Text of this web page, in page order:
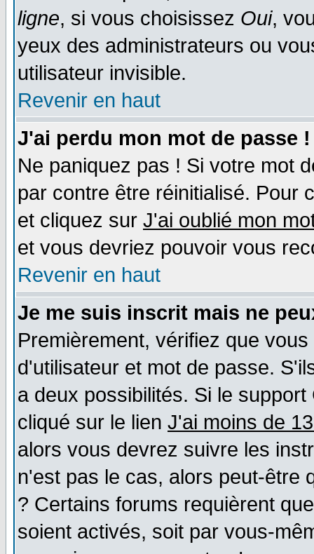
ligne, si vous choisissez Oui,
yeux des administrateurs ou
utilisateur invisible.
Revenir en haut
J'ai perdu mon mot de passe !
Ne paniquez pas ! Si votre mot
par contre être réinitialisé. Pour
et cliquez sur J'ai oublié mon
et vous devriez pouvoir vous
Revenir en haut
Je me suis inscrit mais ne
Premièrement, vérifiez que
d'utilisateur et mot de passe.
a deux possibilités. Si le
cliqué sur le lien J'ai moins de
alors vous devrez suivre les
n'est pas le cas, alors peut-être
? Certains forums requièrent
soient activés, soit par vous-